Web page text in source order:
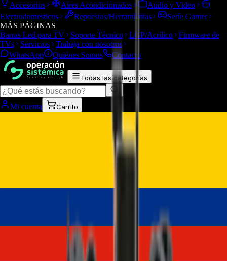
Accesorios
Aires Acondicionados
Audio y Video
Electrodomesticos
Repuestos/Herramientas
Seríe Gamer
MÁS PÁGINAS
Barras Led para TV
Soporte Técnico LGP/Acrilico
Firmware de
TVs
Servicios
Trabaja con nosotros
WhatsApp
Quiénes Somos Contacto
Todas las categorías
Mi cuenta Carrito